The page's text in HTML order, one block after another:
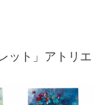
ット」アトリエ